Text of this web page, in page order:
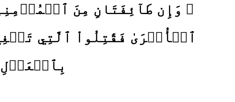
﴿ وَإِن طَآئِفَتَانِ مِنَ
ٱلۡأُخۡرَىٰ فَقَٰتِلُواْ ٱلَّتِي
بِٱلۡعَدۡلِ